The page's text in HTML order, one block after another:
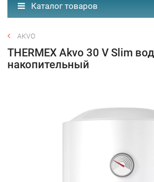
Каталог товаров
AKVO
THERMEX Akvo 30 V Slim
накопительный